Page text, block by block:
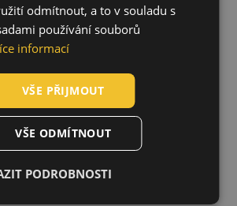
HV
SARTIS 079VA
bunda
SLOVAK
ROMANIAN
DUTCH
LATVIAN
odmítnout, a to v souladu s
používání souborů
informací
VŠE PŘIJMOUT
VŠE ODMÍTNOUT
PODROBNOSTI